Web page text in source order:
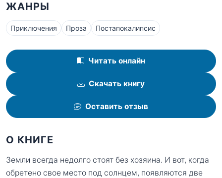
ЖАНРЫ
Приключения Проза Постапокалипсис
Читать онлайн
Скачать книгу
Оставить отзыв
О КНИГЕ
Земли всегда недолго стоят без хозяина. И вот, когда
обретено свое место под солнцем, появляются две